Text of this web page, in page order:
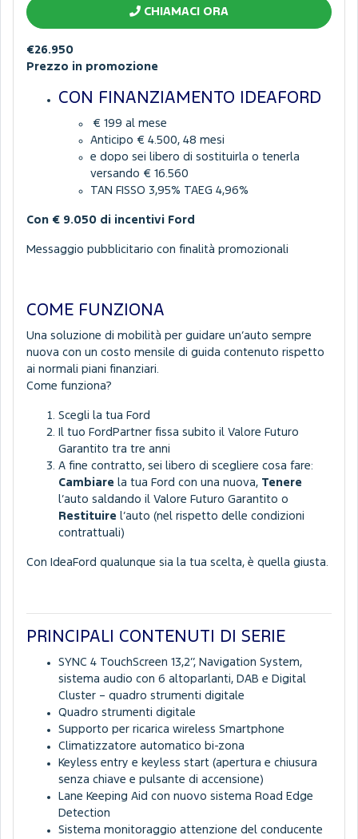
CHIAMACI ORA
€26.950
Prezzo in promozione
CON FINANZIAMENTO IDEAFORD
€ 199 al mese
Anticipo € 4.500, 48 mesi
e dopo sei libero di sostituirla o tenerla
versando € 16.560
TAN FISSO 3,95% TAEG 4,96%
Con € 9.050 di incentivi Ford
Messaggio pubblicitario con finalità promozionali
COME FUNZIONA
Una soluzione di mobilità per guidare un’auto sempre
nuova con un costo mensile di guida contenuto rispetto
ai normali piani finanziari.
Come funziona?
Scegli la tua Ford
Il tuo FordPartner fissa subito il Valore Futuro
Garantito tra tre anni
A fine contratto, sei libero di scegliere cosa fare:
Cambiare la tua Ford con una nuova, Tenere
l’auto saldando il Valore Futuro Garantito o
Restituire l’auto (nel rispetto delle condizioni
contrattuali)
Con IdeaFord qualunque sia la tua scelta, è quella giusta.
PRINCIPALI CONTENUTI DI SERIE
SYNC 4 TouchScreen 13,2’’, Navigation System,
sistema audio con 6 altoparlanti, DAB e Digital
Cluster – quadro strumenti digitale
Quadro strumenti digitale
Supporto per ricarica wireless Smartphone
Climatizzatore automatico bi-zona
Keyless entry e keyless start (apertura e chiusura
senza chiave e pulsante di accensione)
Lane Keeping Aid con nuovo sistema Road Edge
Detection
Sistema monitoraggio attenzione del conducente